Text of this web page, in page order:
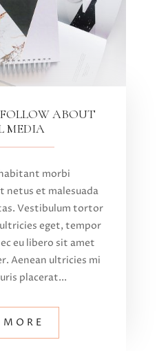
ABOUT
MEDIA
morbi
netus et malesuada
Vestibulum tortor
eget, tempor
eu libero sit amet
Aenean ultricies mi
placerat...